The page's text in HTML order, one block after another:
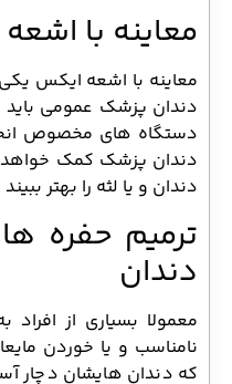
معاینه با اشعه
معاینه با اشعه ایکس یکی
دندان پزشک عمومی باید
دستگاه های مخصوص
دندان پزشک کمک خواهد
دندان و یا لثه را بهتر ببیند
ترمیم حفره
دندان
معمولا بسیاری از افراد
نامناسب و یا خوردن
که دندان هایشان دچار